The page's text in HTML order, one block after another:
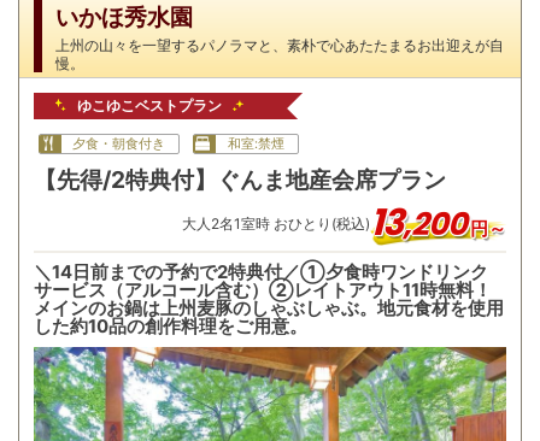
いかほ秀水園
上州の山々を一望するパノラマと、素朴で心あたたまるお出迎えが自
慢。
ゆこゆこベストプラン
夕食・朝食付き 和室:禁煙
【先得/2特典付】ぐんま地産会席プラン
大人 2名1室時 おひとり(税込)13,200円～
＼14日前までの予約で2特典付／①夕食時ワンドリンク
サービス（アルコール含む）②レイトアウト11時無料！
メインのお鍋は上州麦豚のしゃぶしゃぶ。地元食材を使用
した約10品の創作料理をご用意。